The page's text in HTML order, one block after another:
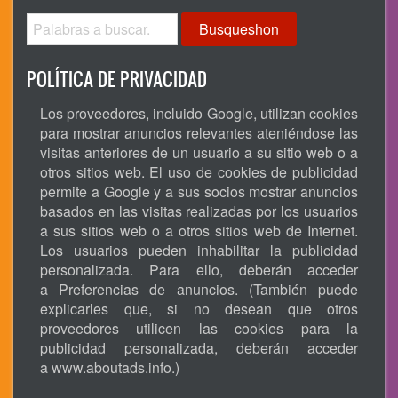
Busqueshon
POLÍTICA DE PRIVACIDAD
Los proveedores, incluido Google, utilizan cookies
para mostrar anuncios relevantes ateniéndose las
visitas anteriores de un usuario a su sitio web o a
otros sitios web. El uso de cookies de publicidad
permite a Google y a sus socios mostrar anuncios
basados en las visitas realizadas por los usuarios
a sus sitios web o a otros sitios web de Internet.
Los usuarios pueden inhabilitar la publicidad
personalizada. Para ello, deberán acceder
a Preferencias de anuncios. (También puede
explicarles que, si no desean que otros
proveedores utilicen las cookies para la
publicidad personalizada, deberán acceder
a www.aboutads.info.)